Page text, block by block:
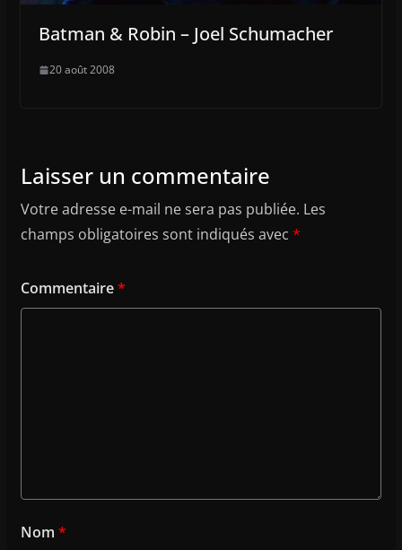
Batman & Robin – Joel Schumacher
20 août 2008
Laisser un commentaire
Votre adresse e-mail ne sera pas publiée. Les
champs obligatoires sont indiqués avec *
Commentaire*
Nom *